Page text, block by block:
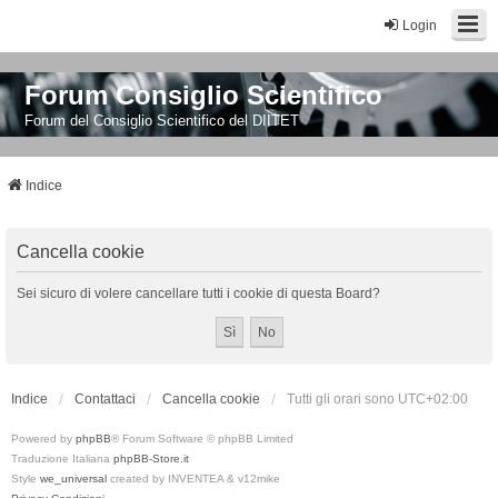
Login
Forum Consiglio Scientifico
Forum del Consiglio Scientifico del DIITET
Indice
Cancella cookie
Sei sicuro di volere cancellare tutti i cookie di questa Board?
Indice Contattaci Cancella cookie Tutti gli orari sono UTC+02:00
Powered by phpBB® Forum Software © phpBB Limited
Traduzione Italiana phpBB-Store.it
Style we_universal created by INVENTEA & v12mike